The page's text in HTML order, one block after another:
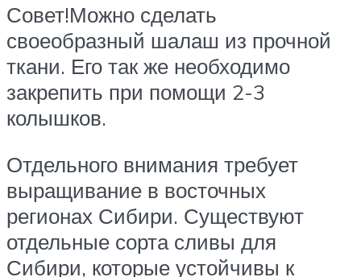
Совет!Можно сделать
своеобразный шалаш из прочной
ткани. Его так же необходимо
закрепить при помощи 2-3
колышков.
Отдельного внимания требует
выращивание в восточных
регионах Сибири. Существуют
отдельные сорта сливы для
Сибири, которые устойчивы к